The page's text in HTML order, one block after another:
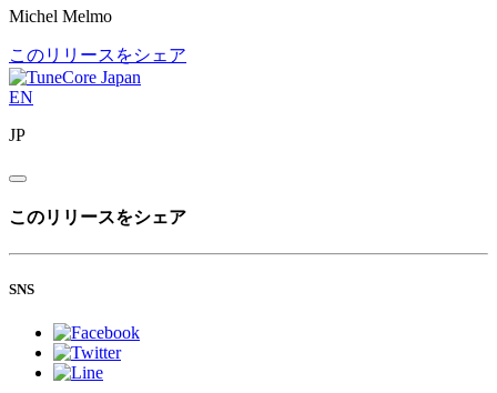
Michel Melmo
このリリースをシェア
EN
JP
このリリースをシェア
SNS